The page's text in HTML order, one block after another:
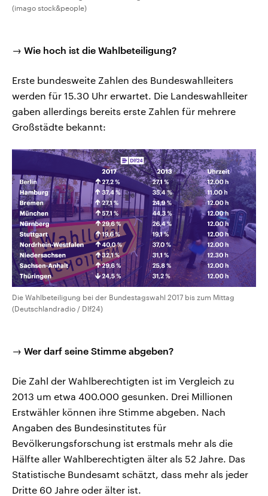
(imago stock&people)
→ Wie hoch ist die Wahlbeteiligung?
Erste bundesweite Zahlen des Bundeswahlleiters
werden für 15.30 Uhr erwartet. Die Landeswahlleiter
gaben allerdings bereits erste Zahlen für mehrere
Großstädte bekannt:
Die Wahlbeteiligung bei der Bundestagswahl 2017 bis zum Mittag
(Deutschlandradio / Dlf24)
→ Wer darf seine Stimme abgeben?
Die Zahl der Wahlberechtigten ist im Vergleich zu
2013 um etwa 400.000 gesunken. Drei Millionen
Erstwähler können ihre Stimme abgeben. Nach
Angaben des Bundesinstitutes für
Bevölkerungsforschung ist erstmals mehr als die
Hälfte aller Wahlberechtigten älter als 52 Jahre. Das
Statistische Bundesamt schätzt, dass mehr als jeder
Dritte 60 Jahre oder älter ist.